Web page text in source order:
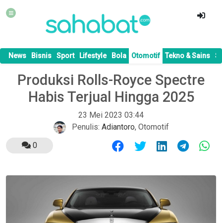
News Bisnis Sport Lifestyle Bola Otomotif Tekno & Sains
Produksi Rolls-Royce Spectre
Habis Terjual Hingga 2025
23 Mei 2023 03:44
Penulis: Adiantoro, Otomotif
0